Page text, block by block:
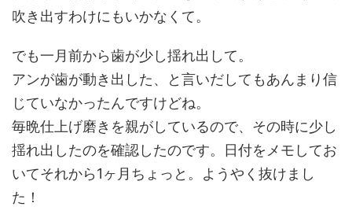
吹き出すわけにもいかなくて。
でも一月前から歯が少し揺れ出して。
アンが歯が動き出した、と言いだしてもあんまり信
じていなかったんですけどね。
毎晩仕上げ磨きを親がしているので、その時に少し
揺れ出したのを確認したのです。日付をメモしてお
いてそれから1ヶ月ちょっと。ようやく抜けまし
た！